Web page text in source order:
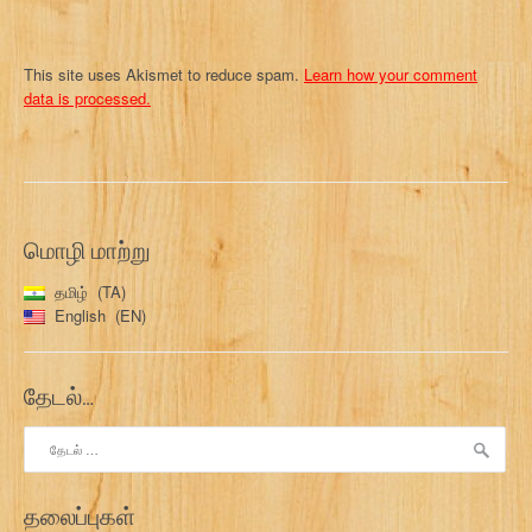
This site uses Akismet to reduce spam. Learn how your comment
data is processed.
மொழி மாற்று
தமிழ்
TA
English
EN
தேடல்…
தேடு:
தலைப்புகள்